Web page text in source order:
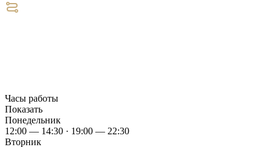
Часы работы
Показать
Понедельник
12:00 — 14:30 · 19:00 — 22:30
Вторник